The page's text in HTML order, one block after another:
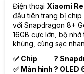
Điện thoại Xiaomi
đầu tiên trang bị chip
với Snapdragon 8+
16GB cực lớn, bộ
khủng, cùng sạc
✅ Chip
?
✅ Màn hình ? OLED